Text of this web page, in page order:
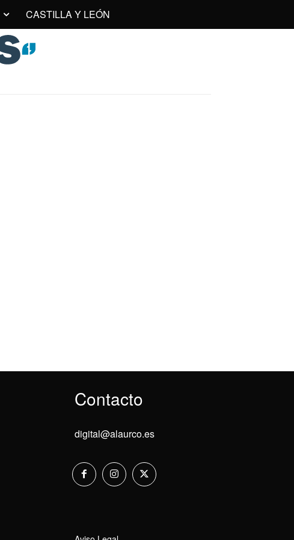
CASTILLA Y LEÓN
Contacto
digital@alaurco.es